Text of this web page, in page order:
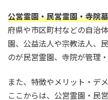
公営霊園・民営霊園・寺院
府県や市区町村などの自治
園、公益法人や宗教法人、
のが民営霊園、寺院が管理
また、特徴やメリット・デ
ここからは、公営霊園・民